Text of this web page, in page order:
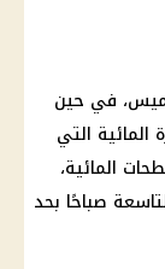
في حين
التي
المائية،
صباحًا بحد